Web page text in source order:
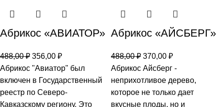
Абрикос «АВИАТОР»
488,00₽ 356,00 ₽
Абрикос "Авиатор" был
включен в Государственный
реестр по Северо-
Кавказскому региону. Это
Абрикос «АЙСБЕРГ»
488,00₽ 370,00 ₽
Абрикос Айсберг -
неприхотливое дерево,
которое не только дает
вкусные плоды, но и